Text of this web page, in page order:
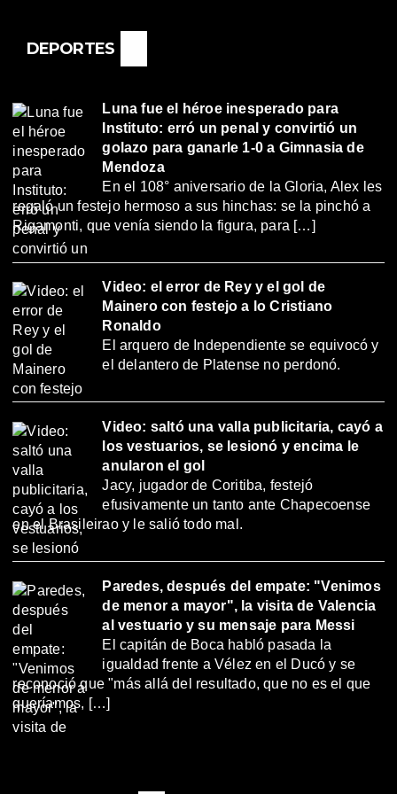
DEPORTES
Luna fue el héroe inesperado para
Instituto: erró un penal y convirtió un
golazo para ganarle 1-0 a Gimnasia de
Mendoza
En el 108° aniversario de la Gloria, Alex les
regaló un festejo hermoso a sus hinchas: se la pinchó a
Rigamonti, que venía siendo la figura, para […]
Video: el error de Rey y el gol de
Mainero con festejo a lo Cristiano
Ronaldo
El arquero de Independiente se equivocó y
el delantero de Platense no perdonó.
Video: saltó una valla publicitaria, cayó a
los vestuarios, se lesionó y encima le
anularon el gol
Jacy, jugador de Coritiba, festejó
efusivamente un tanto ante Chapecoense
en el Brasileirao y le salió todo mal.
Paredes, después del empate: "Venimos
de menor a mayor", la visita de Valencia
al vestuario y su mensaje para Messi
El capitán de Boca habló pasada la
igualdad frente a Vélez en el Ducó y se
reconoció que "más allá del resultado, que no es el que
queríamos, […]